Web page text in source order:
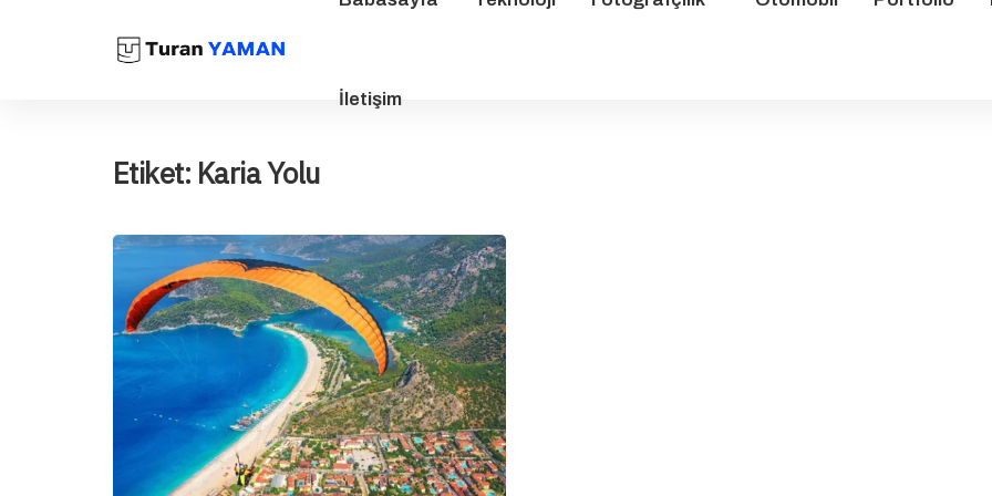
İletişim
Etiket: Karia Yolu